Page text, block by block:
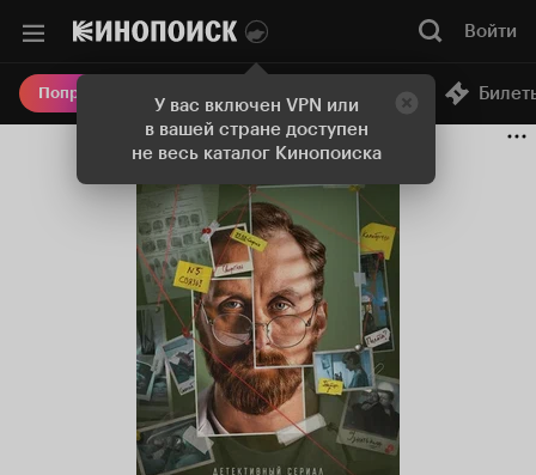
У вас включен VPN или
в вашей стране доступен
не весь каталог Кинопоиска
Войти
Попробовать Плюс Онлайн-кинотеатр